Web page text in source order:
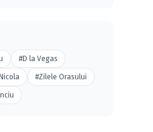
#D la Vegas
#Zilele Orasului